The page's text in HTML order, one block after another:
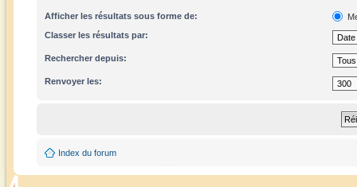
Afficher les résultats sous forme de:
Classer les résultats par:
Rechercher depuis:
Renvoyer les:
Index du forum